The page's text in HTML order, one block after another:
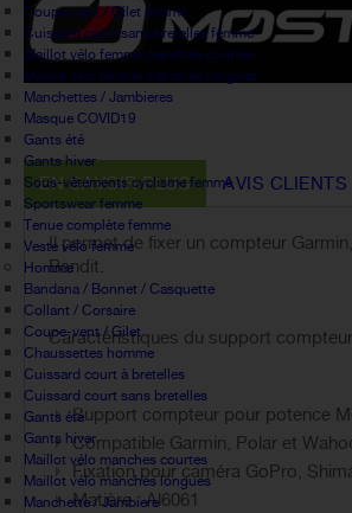
Coupe-vent / Gilet femme
Cuissard court sans bretelles femme
Maillot vélo femme manches courtes
Maillot velo femme manches longues
Manchettes / Jambieres
Masque COVID19
Gants été
Gants hiver
Sous-vêtements cyclisme femme
Sportswear femme
Tenue complète femme
Veste vélo femme
Homme
Bandana / Bonnet / Casquette
Collant / Corsaire
Coupe-vent / Gilet
Chaussettes homme
Cuissard court à bretelles
Cuissard court sans bretelles
Gants été
Gants hiver
Maillot vélo manches courtes
Maillot vélo manches longues
Manchette / Jambiere
EN SAVOIR PLUS AVIS CLIENTS
Il permet de fixer un compteur
Bandit.
Caractéristiques du support
Support compteur pour potence
Compatible Garmin, Polar et
Fixation pour caméra GoPro,
Matière : Al6061